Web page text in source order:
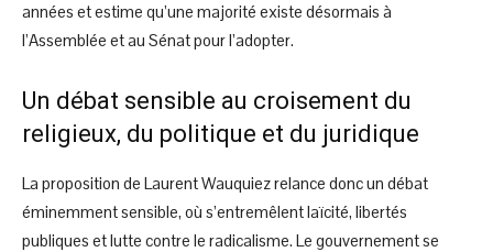
années et estime qu’une majorité existe désormais à
l’Assemblée et au Sénat pour l’adopter.
Un débat sensible au croisement du
religieux, du politique et du juridique
La proposition de Laurent Wauquiez relance donc un débat
éminemment sensible, où s’entremêlent laïcité, libertés
publiques et lutte contre le radicalisme. Le gouvernement se